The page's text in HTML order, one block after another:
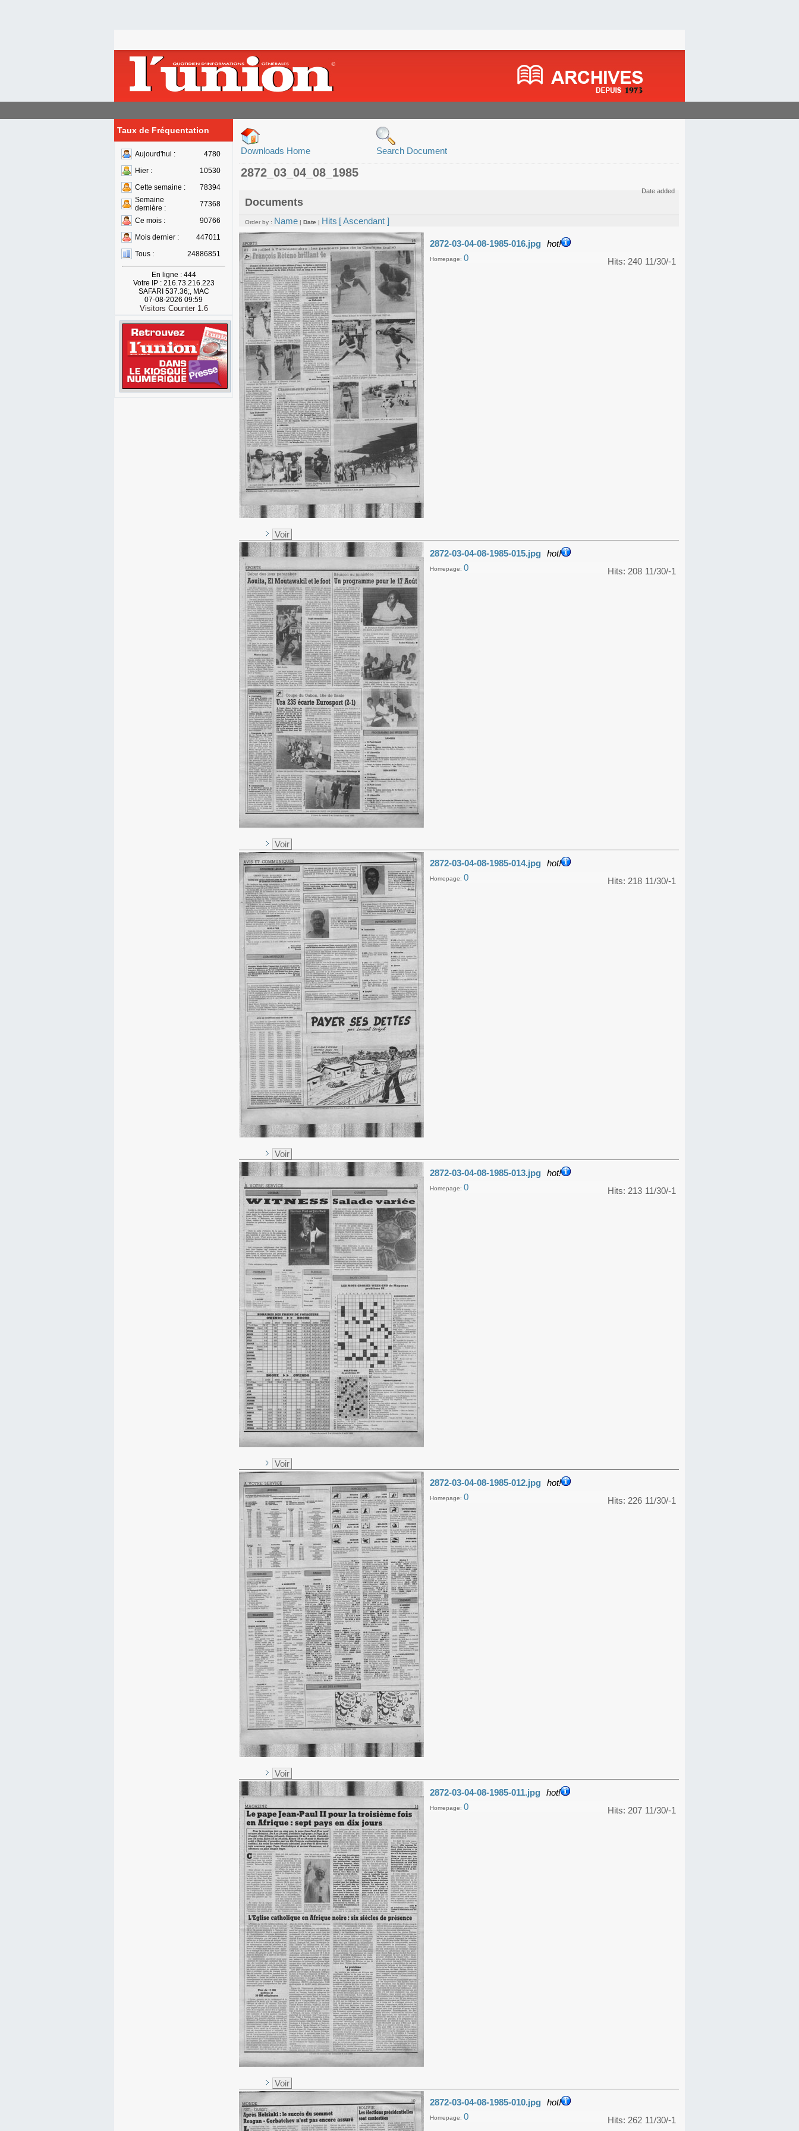
Taux de Fréquentation
Aujourd'hui :
4780
Hier :
10530
Cette semaine :
78394
Semaine
dernière :
77368
Ce mois :
90766
Mois dernier :
447011
Tous :
24886851
En ligne : 444
Votre IP : 216.73.216.223
SAFARI 537.36;, MAC
07-08-2026 09:59
Visitors Counter 1.6
Downloads Home Search Document
2872_03_04_08_1985
Documents
Date added
Order by : Name | Date | Hits [ Ascendant ]
2872-03-04-08-1985-016.jpg hot!
11/30/-1
Hits: 240
Homepage: 0
Voir
2872-03-04-08-1985-015.jpg hot!
11/30/-1
Hits: 208
Homepage: 0
Voir
2872-03-04-08-1985-014.jpg hot!
11/30/-1
Hits: 218
Homepage: 0
Voir
2872-03-04-08-1985-013.jpg hot!
11/30/-1
Hits: 213
Homepage: 0
Voir
2872-03-04-08-1985-012.jpg hot!
11/30/-1
Hits: 226
Homepage: 0
Voir
2872-03-04-08-1985-011.jpg hot!
11/30/-1
Hits: 207
Homepage: 0
Voir
2872-03-04-08-1985-010.jpg hot!
11/30/-1
Hits: 262
Homepage: 0